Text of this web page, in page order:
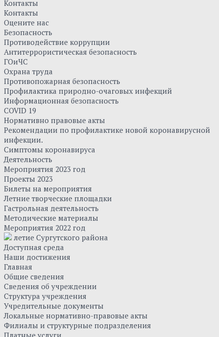
Контакты
Контакты
Оцените нас
Безопасность
Противодействие коррупции
Антитеррористическая безопасность
ГОиЧС
Охрана труда
Противопожарная безопасность
Профилактика природно-очаговых инфекций
Информационная безопасность
COVID 19
Нормативно правовые акты
Рекомендации по профилактике новой коронавирусной
инфекции.
Симптомы коронавируса
Деятельность
Мероприятия 2023 год
Проекты 2023
Билеты на мероприятия
Летние творческие площадки
Гастрольная деятельность
Методические материалы
Мероприятия 2022 год
летие Сургутского района
Доступная среда
Наши достижения
Главная
Общие сведения
Сведения об учреждении
Структура учреждения
Учредительные документы
Локальные нормативно-правовые акты
Филиалы и структурные подразделения